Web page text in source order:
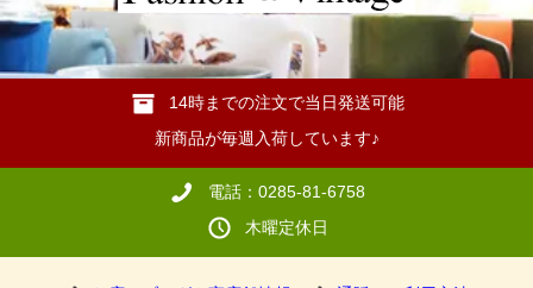
14時までの注文で当日発送可能
新商品が毎週入荷しています♪
電話：0285-81-6758
木曜定休日